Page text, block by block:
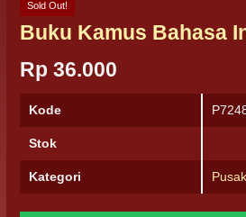
Sold Out!
Buku Kamus Bahasa
Rp 36.000
Kode
Stok
Kategori